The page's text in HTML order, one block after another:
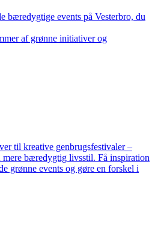
bæredygtige events på Vesterbro, du
af grønne initiativer og
til kreative genbrugsfestivaler –
mere bæredygtig livsstil. Få inspiration
grønne events og gøre en forskel i